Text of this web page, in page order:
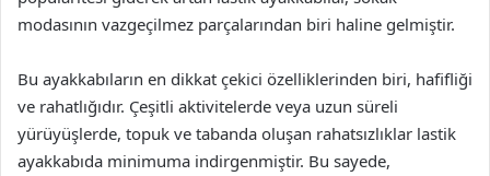
modasının vazgeçilmez parçalarından biri haline gelmiştir.
Bu ayakkabıların en dikkat çekici özelliklerinden biri, hafifliği
ve rahatlığıdır. Çeşitli aktivitelerde veya uzun süreli
yürüyüşlerde, topuk ve tabanda oluşan rahatsızlıklar lastik
ayakkabıda minimuma indirgenmiştir. Bu sayede,